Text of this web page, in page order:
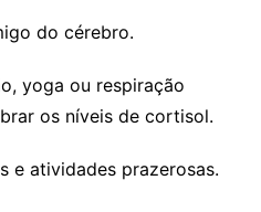
do cérebro.
yoga ou respiração
os níveis de cortisol.
e atividades prazerosas.